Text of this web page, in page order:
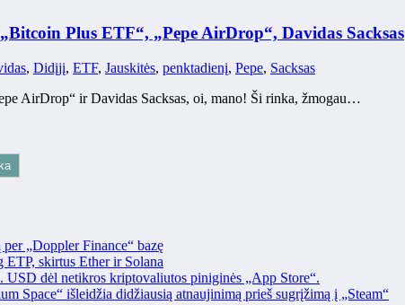
Plus ETF“, „Pepe AirDrop“, Davidas Sacksas
, Didįjį, ETF, Jauskitės, penktadienį, Pepe, Sacksas
AirDrop“ ir Davidas Sacksas, oi, mano! Ši rinka, žmogau…
„Doppler Finance“ bazę
skirtus Ether ir Solana
USD dėl netikros kriptovaliutos piniginės „App Store“.
Space“ išleidžia didžiausią atnaujinimą prieš sugrįžimą į „Steam“